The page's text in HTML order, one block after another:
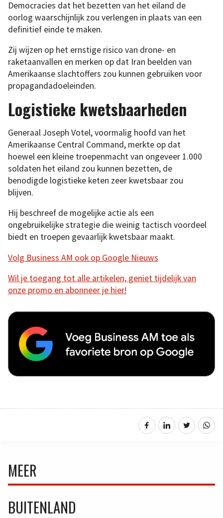
Democracies dat het bezetten van het eiland de
oorlog waarschijnlijk zou verlengen in plaats van een
definitief einde te maken.
Zij wijzen op het ernstige risico van drone- en
raketaanvallen en merken op dat Iran beelden van
Amerikaanse slachtoffers zou kunnen gebruiken voor
propagandadoeleinden.
Logistieke kwetsbaarheden
Generaal Joseph Votel, voormalig hoofd van het
Amerikaanse Central Command, merkte op dat
hoewel een kleine troepenmacht van ongeveer 1.000
soldaten het eiland zou kunnen bezetten, de
benodigde logistieke keten zeer kwetsbaar zou
blijven.
Hij beschreef de mogelijke actie als een
ongebruikelijke strategie die weinig tactisch voordeel
biedt en troepen gevaarlijk kwetsbaar maakt.
Volg Business AM ook op Google Nieuws
Wil je toegang tot alle artikelen, geniet tijdelijk van
onze promo en abonneer je hier!
MEER
BUITENLAND